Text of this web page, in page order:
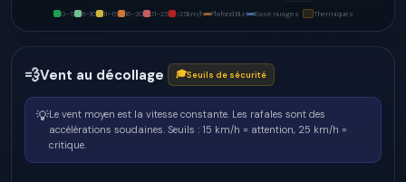
0–5 6–10 11–15 16–20 21–25 >25km/h Plafond BLH Base nuages Thermiques
💨Vent au décollage 🎓Seuils de sécurité
💡Le vent moyen est la vitesse constante. Les rafales sont des
accélérations soudaines. Seuils : 15 km/h = attention, 25 km/h =
critique.